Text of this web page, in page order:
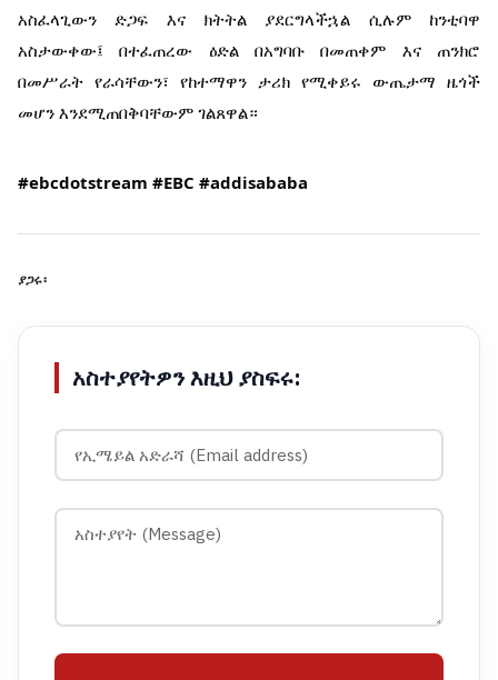
አስፈላጊውን ድጋፍ እና ክትትል ያደርግላችኋል ሲሉም ከንቲባዋ
አስታውቀው፤ በተፈጠረው ዕድል በአግባቡ በመጠቀም እና ጠንክሮ
በመሥራት የራሳቸውን፣ የከተማዋን ታሪክ የሚቀይሩ ውጤታማ ዜጎች
መሆን እንደሚጠበቅባቸውም ገልጸዋል።
#ebcdotstream #EBC #addisababa
ያጋሩ፡
አስተያየትዎን እዚህ ያስፍሩ: